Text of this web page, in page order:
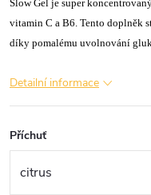
Slow Gel je super
vitamin C a B6. Tento doplněk
díky pomalému uvolnování
Detailní informace
Příchuť